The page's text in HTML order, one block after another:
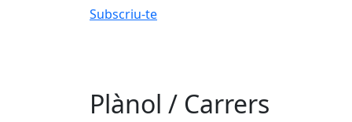
Subscriu-te
Plànol / Carrers